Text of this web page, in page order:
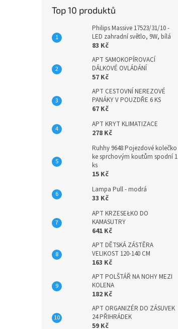
Top 10 produktů
Philips Massive 17523/31/10 -
LED zahradní světlo, 9W, bílá
83 Kč
APT SAMOKOPÍROVACÍ
DÁLKOVÉ OVLÁDÁNÍ
57 Kč
APT CESTOVNÍ NEREZOVÉ
PANÁKY V POUZDŘE 6 KS
67 Kč
APT KRYT KLIMATIZACE
278 Kč
Ruhhy 9648 Pojezdové kolečko
ke sprchovým koutům spodní 1
ks
15 Kč
Lampa Pull - modrá
33 Kč
APT KRZESEŁKO DO
KAMASUTRY
641 Kč
APT DĚTSKÁ ZÁSTĚRA
VELIKOST 120-140 CM
163 Kč
APT POLŠTÁŘ NA NOHY MEZI
KOLENA
182 Kč
APT ORGANIZÉR DO ZÁSUVEK
24 PŘIHRÁDEK
59 Kč